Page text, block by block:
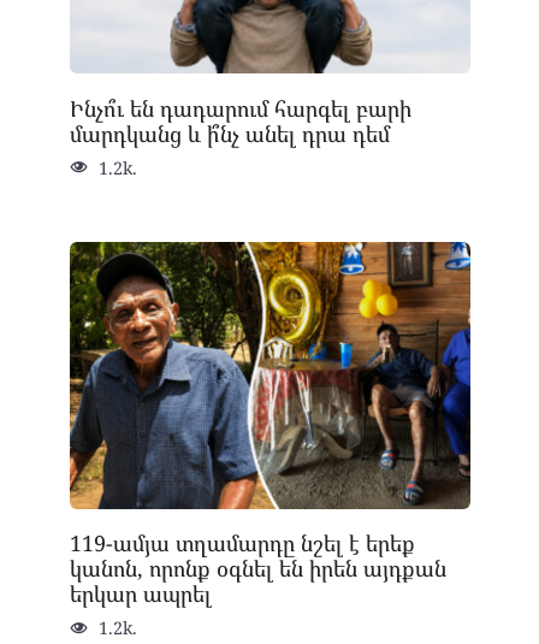
Ինչո՞ւ են դադարում հարգել բարի
մարդկանց և ի՞նչ անել դրա դեմ
1.2k.
119-ամյա տղամարդը նշել է երեք
կանոն, որոնք օգնել են իրեն այդքան
երկար ապրել
1.2k.